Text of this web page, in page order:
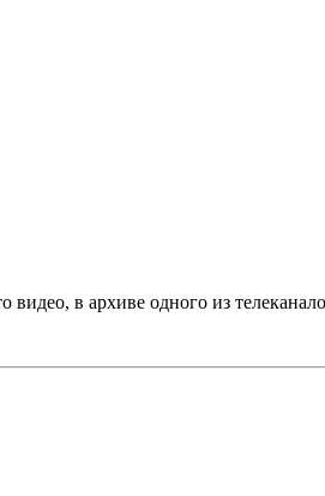
видео, в архиве одного из